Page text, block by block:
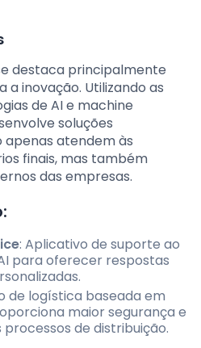
destaca principalmente
inovação. Utilizando as
de AI e machine
soluções
apenas atendem às
finais, mas também
das empresas.
: Aplicativo de suporte ao
para oferecer respostas
de logística baseada em
maior segurança e
de distribuição.